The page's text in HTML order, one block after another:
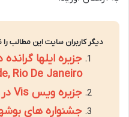
دیگر کاربران سایت این مطالب
Rio De Janeiro
جزیره ویس Vis در کرواسی
جشنواره های